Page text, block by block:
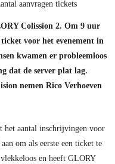
Colission 2. Om 9 uur
voor het evenement in
kwamen er probleemloos
dat de server plat lag.
nemen Rico Verhoeven
het aantal inschrijvingen voor
om als eerste een ticket te
en heeft GLORY